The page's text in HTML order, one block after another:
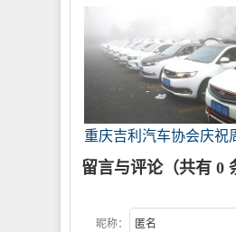
重庆吉利汽车协会庆祝
年
留言与评论（共有 0
昵称：